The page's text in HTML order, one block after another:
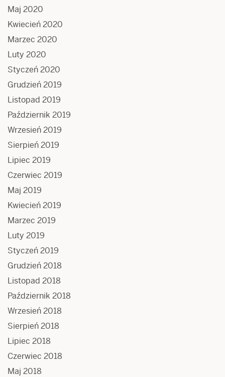
Maj 2020
Kwiecień 2020
Marzec 2020
Luty 2020
Styczeń 2020
Grudzień 2019
Listopad 2019
Październik 2019
Wrzesień 2019
Sierpień 2019
Lipiec 2019
Czerwiec 2019
Maj 2019
Kwiecień 2019
Marzec 2019
Luty 2019
Styczeń 2019
Grudzień 2018
Listopad 2018
Październik 2018
Wrzesień 2018
Sierpień 2018
Lipiec 2018
Czerwiec 2018
Maj 2018